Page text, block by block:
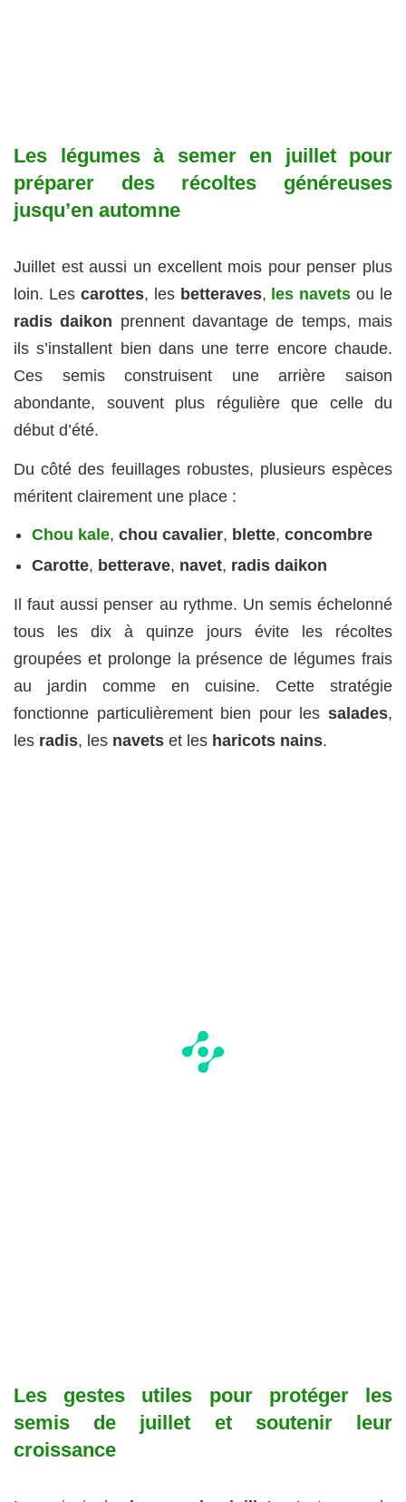
Les légumes à semer en juillet pour
préparer des récoltes généreuses
jusqu’en automne
Juillet est aussi un excellent mois pour penser plus
loin. Les carottes, les betteraves, les navets ou le
radis daikon prennent davantage de temps, mais
ils s’installent bien dans une terre encore chaude.
Ces semis construisent une arrière saison
abondante, souvent plus régulière que celle du
début d’été.
Du côté des feuillages robustes, plusieurs espèces
méritent clairement une place :
Chou kale, chou cavalier, blette, concombre
Carotte, betterave, navet, radis daikon
Il faut aussi penser au rythme. Un semis échelonné
tous les dix à quinze jours évite les récoltes
groupées et prolonge la présence de légumes frais
au jardin comme en cuisine. Cette stratégie
fonctionne particulièrement bien pour les salades,
les radis, les navets et les haricots nains.
Les gestes utiles pour protéger les
semis de juillet et soutenir leur
croissance